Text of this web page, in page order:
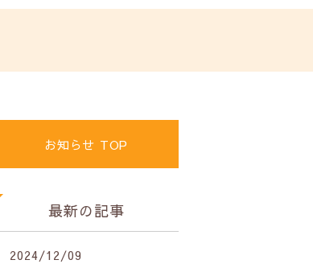
お知らせ TOP
最新の記事
2024/12/09